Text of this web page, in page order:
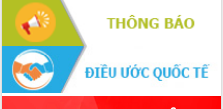
Xây dựng nền hành chính số đồng
hành cùng nông dân dân, doanh nghiệp
Giai đoạn 2026-2030, Đắk Lắk phấn
đấu có 77% xã đạt chuẩn nông thôn
mới
Chuyển đổi số 'mở đường' cho nông
nghiệp Đắk Lắk tăng trưởng bứt phá
Triển khai đồng bộ đo đạc, lập hồ sơ
địa chính, hoàn thiện cơ sở dữ liệu đất